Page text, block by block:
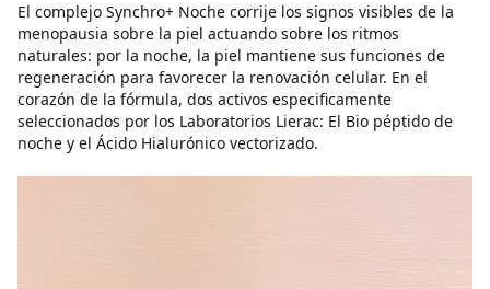
El complejo Synchro+ Noche corrije los signos visibles de la
menopausia sobre la piel actuando sobre los ritmos
naturales: por la noche, la piel mantiene sus funciones de
regeneración para favorecer la renovación celular. En el
corazón de la fórmula, dos activos especificamente
seleccionados por los Laboratorios Lierac: El Bio péptido de
noche y el Ácido Hialurónico vectorizado.